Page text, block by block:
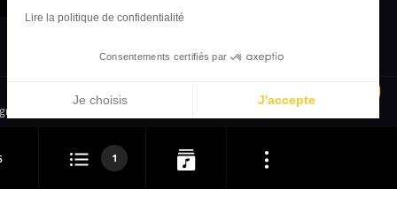
Lire la politique de confidentialité
Consentements certifiés par
Je choisis J'accepte
Notre plateforme vous permet d'adapter et de gérer vos
1
Crédit Mutuel